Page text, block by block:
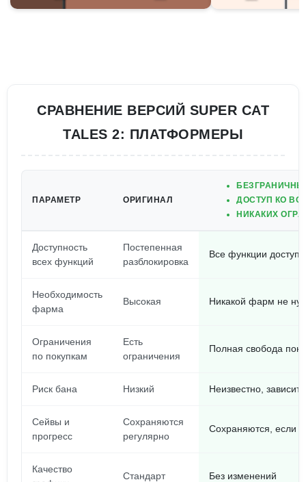
СРАВНЕНИЕ ВЕРСИЙ SUPER CAT
TALES 2: ПЛАТФОРМЕРЫ
ПАРАМЕТР ОРИГИНАЛ
ДОСТУП КО
НИКАКИХ
Доступность
всех функций
Постепенная
разблокировка
Все функции
Необходимость
фарма
Высокая Никакой фарм не
Ограничения
по покупкам
Есть
ограничения
Полная свобода
Риск бана Низкий Неизвестно, зависит
Сейвы и
прогресс
Сохраняются
регулярно
Сохраняются, если
Качество
Стандарт Без изменений